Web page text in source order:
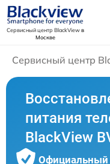
Сервисный центр BlackViewв
Москве
Сервисный центр
питания
BlackView
Официальный